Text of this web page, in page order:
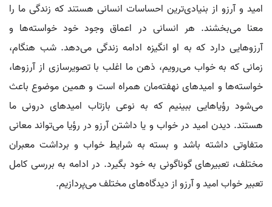
امید و آرزو از بنیادی‌ترین احساسات انسانی هستند که زندگی ما را
معنا می‌بخشند. هر انسانی در اعماق وجود خود خواسته‌ها و
آرزوهایی دارد که به او انگیزه ادامه زندگی می‌دهد. شب هنگام،
زمانی که به خواب می‌رویم، ذهن ما اغلب با تصویرسازی از آرزوها،
خواسته‌ها و امیدهای نهفته‌مان همراه است و همین موضوع باعث
می‌شود رؤیاهایی ببینیم که به نوعی بازتاب امیدهای درونی ما
هستند. دیدن امید در خواب و یا داشتن آرزو در رؤیا می‌تواند معانی
متفاوتی داشته باشد و بسته به شرایط خواب و برداشت معبران
مختلف، تعبیرهای گوناگونی به خود بگیرد. در ادامه به بررسی کامل
تعبیر خواب امید و آرزو از دیدگاه‌های مختلف می‌پردازیم.